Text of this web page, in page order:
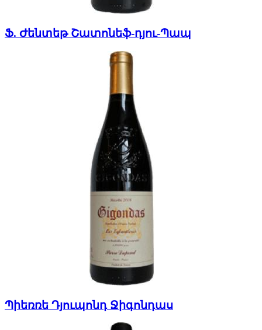
Ֆ. Ժենտեթ Շատոնեֆ-դյու-Պապ
Պիեռռե Դյուպոնդ Ջիգոնդաս